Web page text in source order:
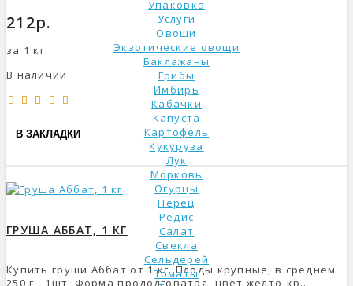
Упаковка
Услуги
Овощи
Экзотические овощи
Баклажаны
Грибы
Имбирь
Кабачки
Капуста
Картофель
Кукуруза
Лук
Морковь
Огурцы
Перец
Редис
Салат
Свекла
Сельдерей
Томаты
212р.
за 1 кг.
В наличии
В ЗАКЛАДКИ
ГРУША АББАТ, 1 КГ
Купить груши Аббат от 1 кг. Плоды крупные, в среднем
250 г - 1шт. Форма продолговатая, цвет желто-кр..